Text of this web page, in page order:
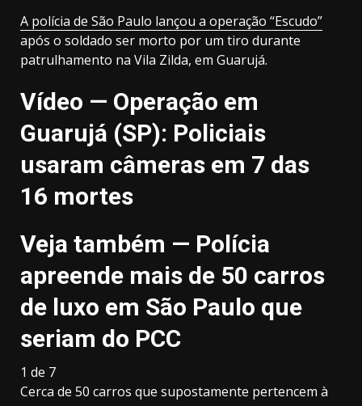
A polícia de São Paulo lançou a operação “Escudo”
após o soldado ser morto por um tiro durante
patrulhamento na Vila Zilda, em Guarujá.
Vídeo — Operação em
Guarujá (SP): Policiais
usaram câmeras em 7 das
16 mortes
Veja também — Polícia
apreende mais de 50 carros
de luxo em São Paulo que
seriam do PCC
1 de 7
Cerca de 50 carros que supostamente pertencem à